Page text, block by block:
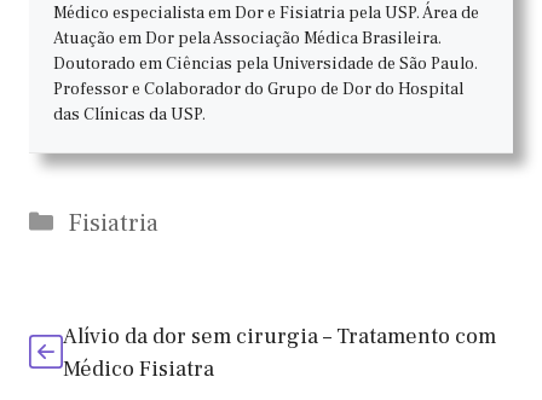
Médico especialista em Dor e Fisiatria pela USP. Área de
Atuação em Dor pela Associação Médica Brasileira.
Doutorado em Ciências pela Universidade de São Paulo.
Professor e Colaborador do Grupo de Dor do Hospital
das Clínicas da USP.
Categorias
Fisiatria
Alívio da dor sem cirurgia – Tratamento com
Médico Fisiatra